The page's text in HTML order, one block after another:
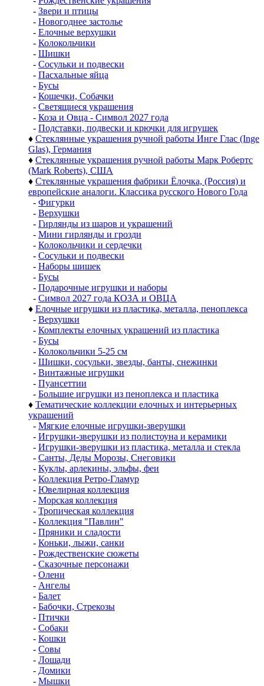
- Звери и птицы
- Новогоднее застолье
- Елочные верхушки
- Колокольчики
- Шишки
- Сосульки и подвески
- Пасхальные яйца
- Бусы
- Кошечки, Собачки
- Светящиеся украшения
- Коза и Овца - Символ 2027 года
- Подставки, подвески и крючки для игрушек
♦ Стеклянные украшения ручной работы Инге Глас (Inge
Glas), Германия
♦ Стеклянные украшения ручной работы Марк Робертс
(Mark Roberts), США
♦ Стеклянные украшения фабрики Ёлочка, (Россия) и
европейские аналоги. Классика русского Нового Года
- Фигурки
- Верхушки
- Гирлянды из шаров и украшений
- Мини гирлянды и грозди
- Колокольчики и сердечки
- Сосульки и подвески
- Наборы шишек
- Бусы
- Подарочные игрушки и наборы
- Символ 2027 года КОЗА и ОВЦА
♦ Елочные игрушки из пластика, металла, пеноплекса
- Верхушки
- Комплекты елочных украшений из пластика
- Бусы
- Колокольчики 5-25 см
- Шишки, сосульки, звезды, банты, снежинки
- Винтажные игрушки
- Пуансеттии
- Большие игрушки из пеноплекса и пластика
♦ Тематические коллекции елочных и интерьерных
украшений
- Мягкие елочные игрушки-зверушки
- Игрушки-зверушки из полистоуна и керамики
- Игрушки-зверушки из пластика, металла и стекла
- Санты, Деды Морозы, Снеговики
- Куклы, арлекины, эльфы, феи
- Коллекция Ретро-Гламур
- Ювелирная коллекция
- Морская коллекция
- Тропическая коллекция
- Коллекция "Павлин"
- Пряники и сладости
- Коньки, лыжи, санки
- Рождественские сюжеты
- Сказочные персонажи
- Олени
- Ангелы
- Балет
- Бабочки, Стрекозы
- Птички
- Собаки
- Кошки
- Совы
- Лошади
- Домики
- Мышки